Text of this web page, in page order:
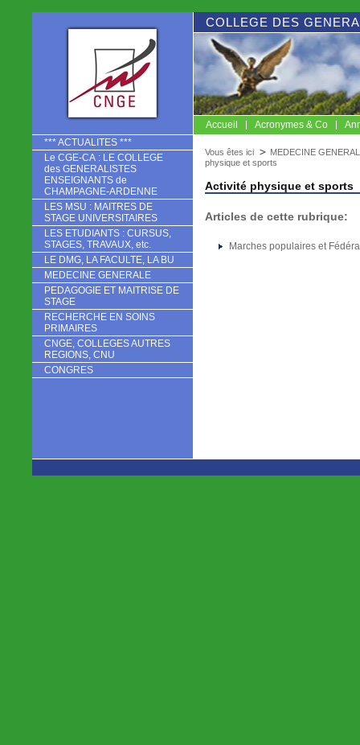
COLLEGE DES
CNGE
Accueil Acronymes & Co
*** ACTUALITES ***
Le CGE-CA : LE COLLEGE
des GENERALISTES
ENSEIGNANTS de
CHAMPAGNE-ARDENNE
LES MSU : MAITRES DE
STAGE UNIVERSITAIRES
LES ETUDIANTS : CURSUS,
STAGES, TRAVAUX, etc.
LE DMG, LA FACULTE, LA BU
MEDECINE GENERALE
PEDAGOGIE ET MAITRISE DE
STAGE
RECHERCHE EN SOINS
PRIMAIRES
CNGE, COLLEGES AUTRES
REGIONS, CNU
CONGRES
Vous êtes ici
MEDECINE
physique et sports
Activité physique et sports
Articles de cette rubrique:
Marches populaires et